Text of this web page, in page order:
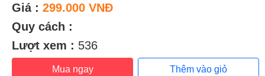
Giá : 299.000 VNĐ
Quy cách :
Lượt xem : 536
Mua ngay Thêm vào giỏ